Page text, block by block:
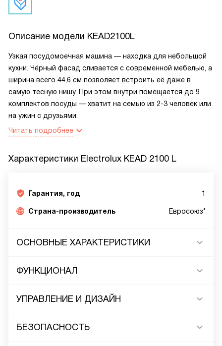
Описание модели KEAD2100L
Узкая посудомоечная машина — находка для небольшой
кухни. Чёрный фасад сливается с современной мебелью, а
ширина всего 44,6 см позволяет встроить её даже в
самую тесную нишу. При этом внутри помещается до 9
комплектов посуды — хватит на семью из 2-3 человек или
на ужин с друзьями.
Читать подробнее
Характеристики Electrolux KEAD 2100 L
Гарантия, год 1
Страна-производитель Евросоюз*
ОСНОВНЫЕ ХАРАКТЕРИСТИКИ
ФУНКЦИОНАЛ
УПРАВЛЕНИЕ И ДИЗАЙН
БЕЗОПАСНОСТЬ